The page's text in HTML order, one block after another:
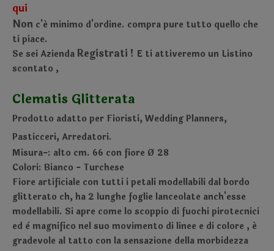
qui
Non c'é minimo d'ordine. compra pure tutto quello che
ti piace.
Se sei Azienda Registrati ! E ti attiveremo un Listino
scontato ,
Clematis Glitterata
Prodotto adatto per Fioristi, Wedding Planners,
Pasticceri, Arredatori.
Misura-: alto cm. 66 con fiore Ø 28
Colori: Bianco - Turchese
Fiore artificiale con tutti i petali modellabili dal bordo
glitterato ch, ha 2 lunghe foglie lanceolate anch'esse
modellabili. Si apre come lo scoppio di fuochi pirotecnici
ed è magnifico nel suo movimento di linee e di colore , é
gradevole al tatto con la sensazione della morbidezza